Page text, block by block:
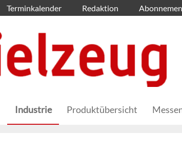
Terminkalender Redaktion
Industrie Produktübersicht